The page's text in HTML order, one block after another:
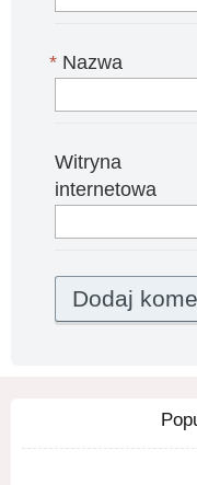
Nazwa
*
Witryna
internetowa